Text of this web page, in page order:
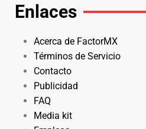
Enlaces
Acerca de FactorMX
Términos de Servicio
Contacto
Publicidad
FAQ
Media kit